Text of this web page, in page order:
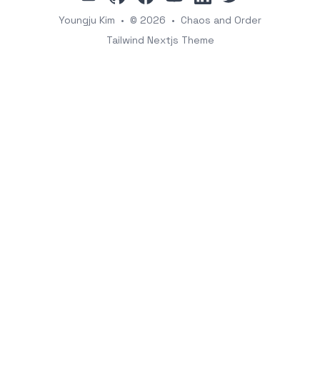
Youngju Kim • © 2026 • Chaos and Order
Tailwind Nextjs Theme